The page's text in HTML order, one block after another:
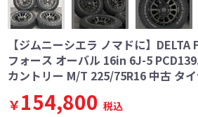
【ジムニーシエラ ノマドに】DELTA
フォース オーバル 16in 6J-5
カントリー M/T 225/75R16 中古 タ
￥154,800 税込